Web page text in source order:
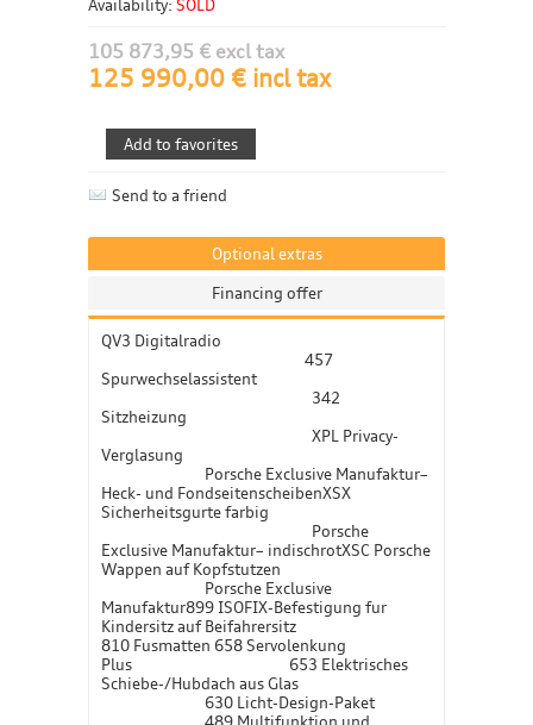
Availability: SOLD
105 873,95 € excl tax
125 990,00 € incl tax
Send to a friend
Optional extras
Financing offer
QV3 Digitalradio
457
Spurwechselassistent
342
Sitzheizung
XPL Privacy-
Verglasung
Porsche Exclusive Manufaktur–
Heck- und FondseitenscheibenXSX
Sicherheitsgurte farbig
Porsche
Exclusive Manufaktur– indischrotXSC Porsche
Wappen auf Kopfstutzen
Porsche Exclusive
Manufaktur899 ISOFIX-Befestigung fur
Kindersitz auf Beifahrersitz
810 Fusmatten 658 Servolenkung
Plus 653 Elektrisches
Schiebe-/Hubdach aus Glas
630 Licht-Design-Paket